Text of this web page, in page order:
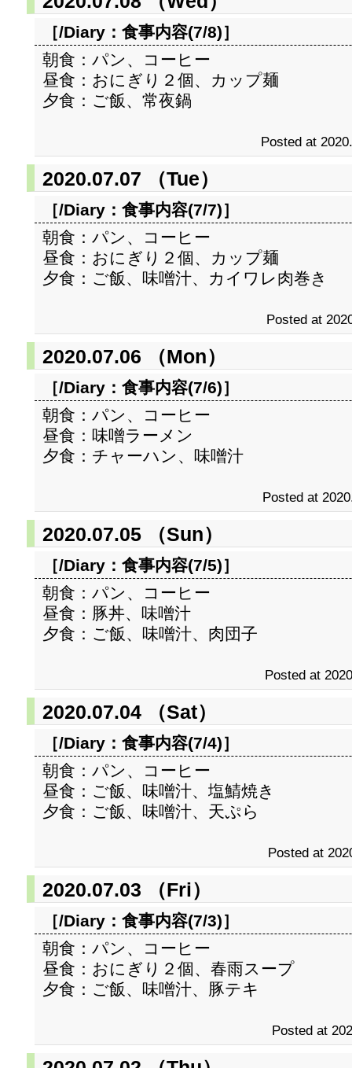
［/Diary： 食事内容(7/8)］
朝食：パン、コーヒー
昼食：おにぎり２個、カップ麺
夕食：ご飯、常夜鍋
Posted at
2020.07.07 （Tue）
［/Diary： 食事内容(7/7)］
朝食：パン、コーヒー
昼食：おにぎり２個、カップ麺
夕食：ご飯、味噌汁、カイワレ肉巻き
Posted at
2020.07.06 （Mon）
［/Diary： 食事内容(7/6)］
朝食：パン、コーヒー
昼食：味噌ラーメン
夕食：チャーハン、味噌汁
Posted at
2020.07.05 （Sun）
［/Diary： 食事内容(7/5)］
朝食：パン、コーヒー
昼食：豚丼、味噌汁
夕食：ご飯、味噌汁、肉団子
Posted at
2020.07.04 （Sat）
［/Diary： 食事内容(7/4)］
朝食：パン、コーヒー
昼食：ご飯、味噌汁、塩鯖焼き
夕食：ご飯、味噌汁、天ぷら
Posted at
2020.07.03 （Fri）
［/Diary： 食事内容(7/3)］
朝食：パン、コーヒー
昼食：おにぎり２個、春雨スープ
夕食：ご飯、味噌汁、豚テキ
Posted at